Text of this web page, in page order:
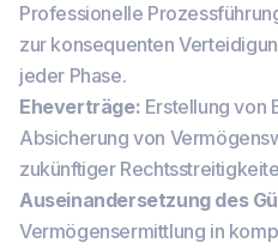
Professionelle
zur konsequenten
jeder Phase.
Eheverträge: Erstellung von
Absicherung von
zukünftiger
Auseinandersetzung des
Vermögensermittlung in